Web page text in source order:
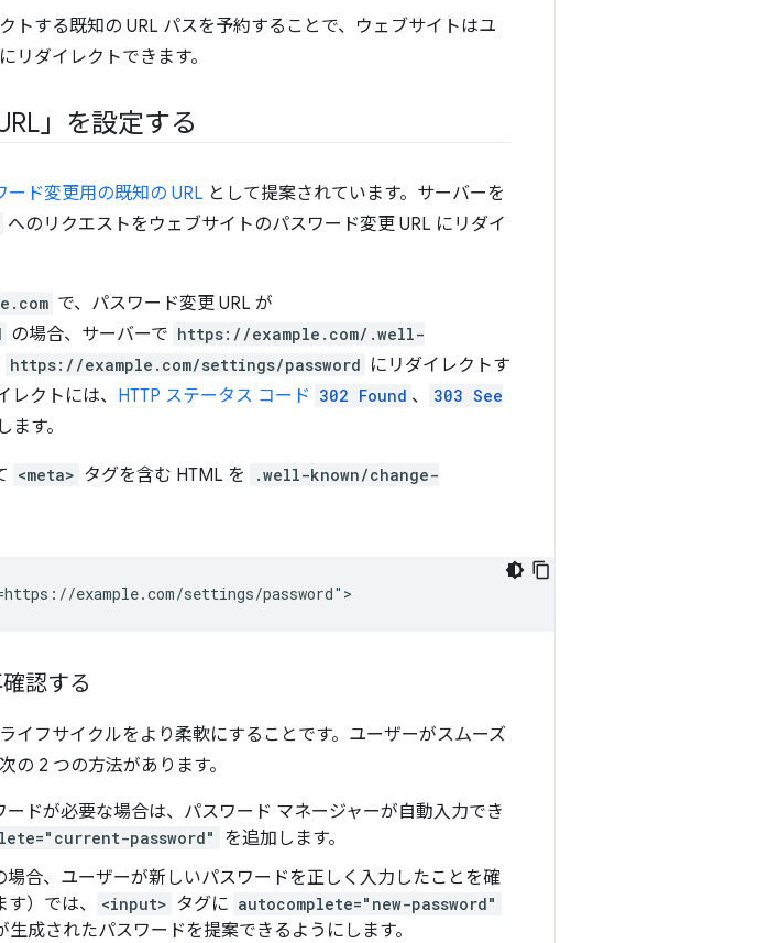
トする既知の URL パスを予約することで、ウェブサイトはユ
リダイレクトできます。
」を設定する
ード変更用の既知の URL として提案されています。サーバーを
へのリクエストをウェブサイトのパスワード変更 URL にリダイ
で、パスワード変更 URL が
の場合、サーバーで https://example.com/.well-
https://example.com/settings/password にリダイレクトす
クトには、 HTTP ステータス コード 302 Found 、
303 See
ます。
<meta> タグを含む HTML を
.well-known/change-
認する
イフサイクルをより柔軟にすることです。ユーザーがスムーズ
2 つの方法があります。
ドが必要な場合は、パスワード マネージャーが自動入力でき
password"
を追加します。
合、ユーザーが新しいパスワードを正しく入力したことを確
）では、
<input> タグに autocomplete="new-password"
成されたパスワードを提案できるようにします。